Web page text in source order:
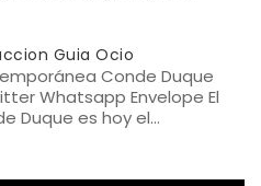
Guia Ocio
Conde Duque
Whatsapp Envelope El
Duque es hoy el…